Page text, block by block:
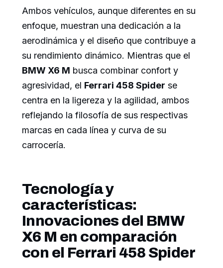
Ambos vehículos, aunque diferentes en su
enfoque, muestran una dedicación a la
aerodinámica y el diseño que contribuye a
su rendimiento dinámico. Mientras que el
BMW X6 M busca combinar confort y
agresividad, el Ferrari 458 Spider se
centra en la ligereza y la agilidad, ambos
reflejando la filosofía de sus respectivas
marcas en cada línea y curva de su
carrocería.
Tecnología y
características:
Innovaciones del BMW
X6 M en comparación
con el Ferrari 458 Spider